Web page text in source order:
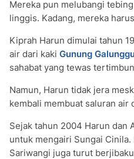
Mereka pun melubangi
linggis. Kadang, mereka
Kiprah Harun dimulai tahun
air dari kaki Gunung
sahabat yang tewas
Namun, Harun tidak jera
kembali membuat saluran air
Sejak tahun 2004 Harun dan
untuk mengairi Sungai
Sariwangi juga turut